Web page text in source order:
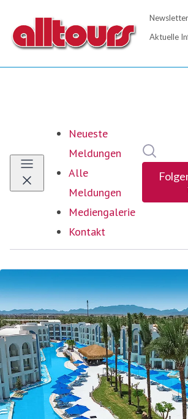
Neueste
Meldungen
Alle
Meldungen
Mediengalerie
Kontakt